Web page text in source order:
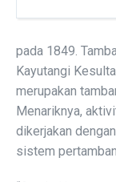
pada 1849.
Kayutangi
merupakan
Menariknya,
dikerjakan
sistem